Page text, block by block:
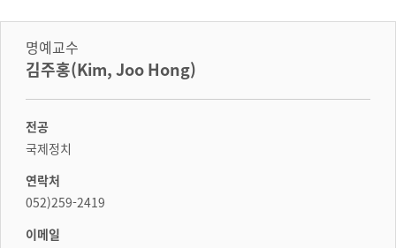
명예교수
김주홍(Kim, Joo Hong)
전공
국제정치
연락처
052)259-2419
이메일